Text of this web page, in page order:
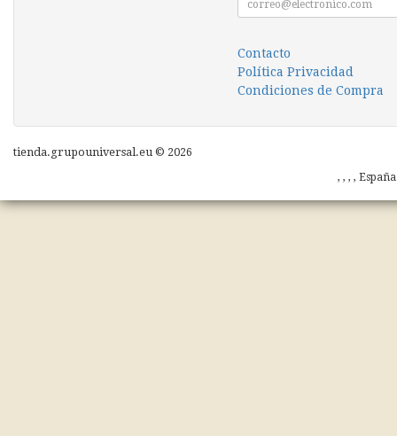
Contacto
Política Privacidad
Condiciones de Compra
tienda.grupouniversal.eu © 2026
, , , ,